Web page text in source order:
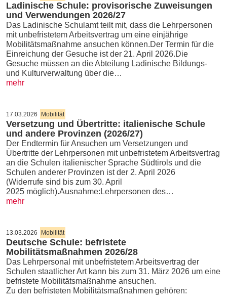
Ladinische Schule: provisorische Zuweisungen
und Verwendungen 2026/27
Das Ladinische Schulamt teilt mit, dass die Lehrpersonen
mit unbefristetem Arbeitsvertrag um eine einjährige
Mobilitätsmaßnahme ansuchen können.Der Termin für die
Einreichung der Gesuche ist der 21. April 2026.Die
Gesuche müssen an die Abteilung Ladinische Bildungs-
und Kulturverwaltung über die…
mehr
17.03.2026 Mobilität
Versetzung und Übertritte: italienische Schule
und andere Provinzen (2026/27)
Der Endtermin für Ansuchen um Versetzungen und
Übertritte der Lehrpersonen mit unbefristetem Arbeitsvertrag
an die Schulen italienischer Sprache Südtirols und die
Schulen anderer Provinzen ist der 2. April 2026
(Widerrufe sind bis zum 30. April
2025 möglich).Ausnahme:Lehrpersonen des…
mehr
13.03.2026 Mobilität
Deutsche Schule: befristete
Mobilitätsmaßnahmen 2026/28
Das Lehrpersonal mit unbefristetem Arbeitsvertrag der
Schulen staatlicher Art kann bis zum 31. März 2026 um eine
befristete Mobilitätsmaßnahme ansuchen.
Zu den befristeten Mobilitätsmaßnahmen gehören: